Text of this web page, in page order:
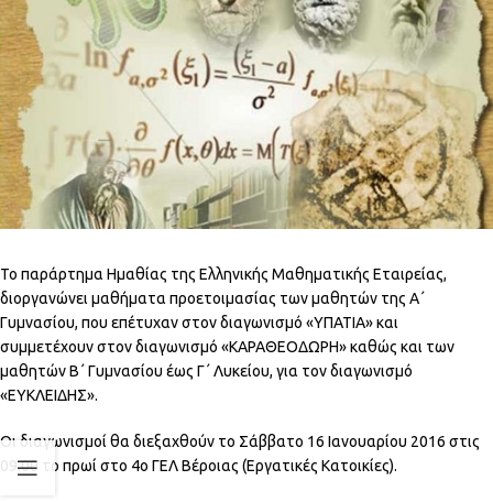
Το παράρτημα Ημαθίας της Ελληνικής Μαθηματικής Εταιρείας,
διοργανώνει μαθήματα προετοιμασίας των μαθητών της Α΄
Γυμνασίου, που επέτυχαν στον διαγωνισμό «ΥΠΑΤΙΑ» και
συμμετέχουν στον διαγωνισμό «ΚΑΡΑΘΕΟΔΩΡΗ» καθώς και των
μαθητών Β΄ Γυμνασίου έως Γ΄ Λυκείου, για τον διαγωνισμό
«ΕΥΚΛΕΙΔΗΣ».
Οι διαγωνισμοί θα διεξαχθούν το Σάββατο 16 Ιανουαρίου 2016 στις
09.00 το πρωί στο 4ο ΓΕΛ Βέροιας (Εργατικές Κατοικίες).